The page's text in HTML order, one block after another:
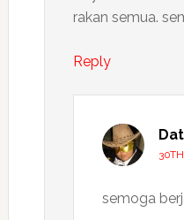
rakan semua.
Reply
semoga